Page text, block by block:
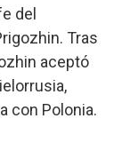
del
Tras
aceptó
con Polonia.